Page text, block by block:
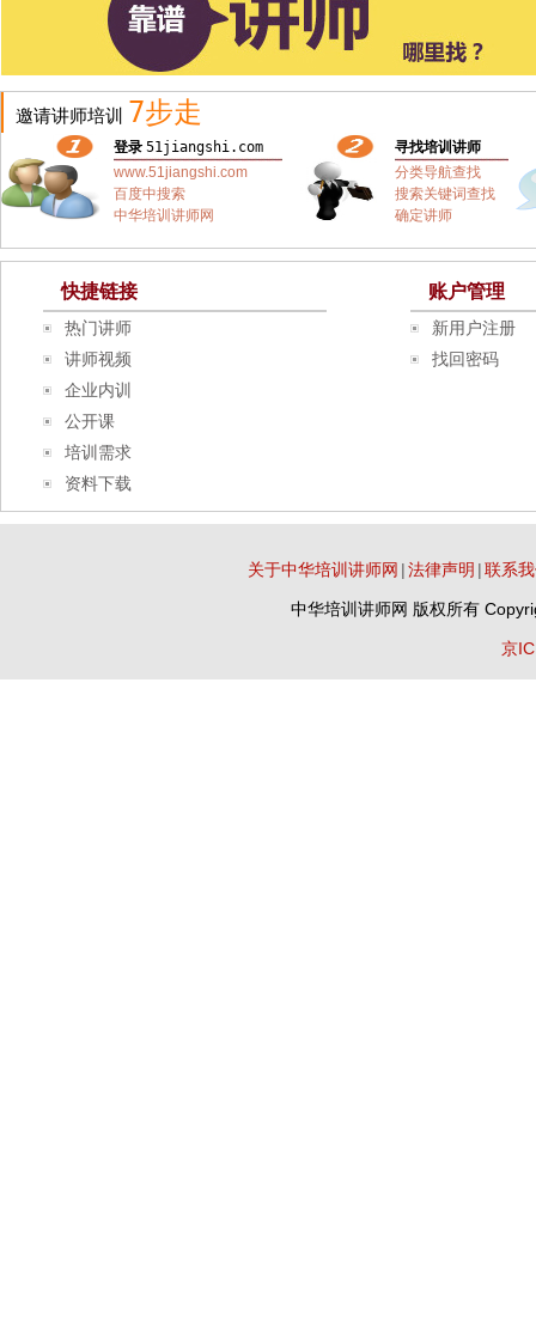
邀请讲师培训 7步走
登录 51jiangshi.com
www.51jiangshi.com
百度中搜索
中华培训讲师网
寻找培训讲师
分类导航查找
搜索关键词查找
确定讲师
快捷链接
热门讲师
讲师视频
企业内训
公开课
培训需求
资料下载
账户管理
新用户注册
找回密码
关于中华培训讲师网 |法律声明 |联系
中华培训讲师网 版权所有
京